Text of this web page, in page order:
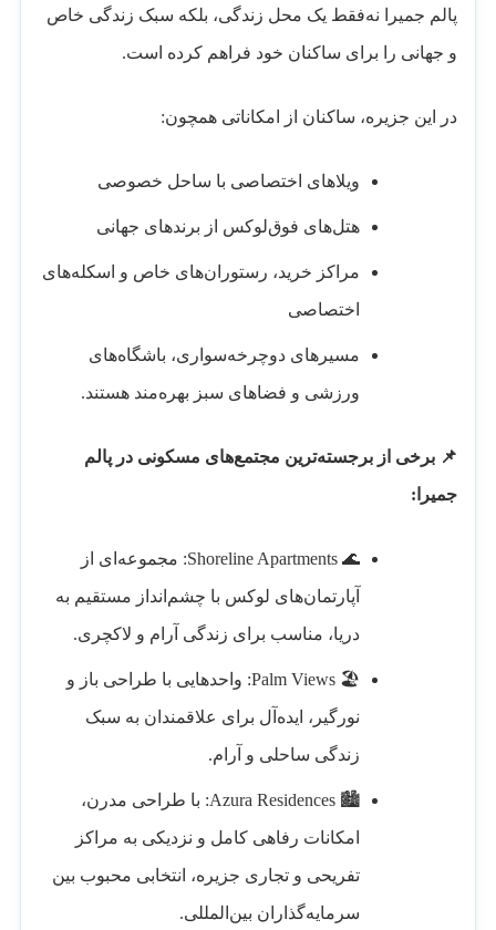
پالم جمیرا نه‌فقط یک محل زندگی، بلکه سبک زندگی خاص
و جهانی را برای ساکنان خود فراهم کرده است.
در این جزیره، ساکنان از امکاناتی همچون:
ویلاهای اختصاصی با ساحل خصوصی
هتل‌های فوق‌لوکس از برندهای جهانی
مراکز خرید، رستوران‌های خاص و اسکله‌های
اختصاصی
مسیرهای دوچرخه‌سواری، باشگاه‌های
ورزشی و فضاهای سبز بهره‌مند هستند.
📌 برخی از برجسته‌ترین مجتمع‌های مسکونی در پالم
جمیرا:
🌊 Shoreline Apartments: مجموعه‌ای از
آپارتمان‌های لوکس با چشم‌انداز مستقیم به
دریا، مناسب برای زندگی آرام و لاکچری.
🏖️ Palm Views: واحدهایی با طراحی باز و
نورگیر، ایده‌آل برای علاقمندان به سبک
زندگی ساحلی و آرام.
🏙️ Azura Residences: با طراحی مدرن،
امکانات رفاهی کامل و نزدیکی به مراکز
تفریحی و تجاری جزیره، انتخابی محبوب بین
سرمایه‌گذاران بین‌المللی.